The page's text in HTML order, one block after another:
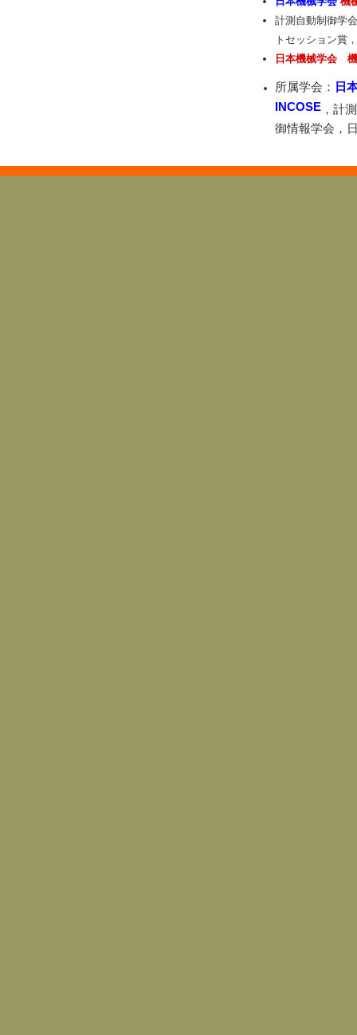
計測自動制御学
トセッション賞
日本機械学会
所属学会： 日
INCOSE ，計
御情報学会，